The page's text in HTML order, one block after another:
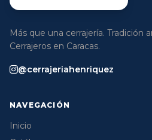
Más que una cerrajería. Tradición
Cerrajeros en Caracas.
@cerrajeriahenriquez
NAVEGACIÓN
Inicio